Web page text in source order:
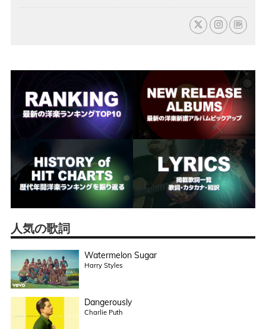
人気の歌詞
Watermelon Sugar
Harry Styles
Dangerously
Charlie Puth